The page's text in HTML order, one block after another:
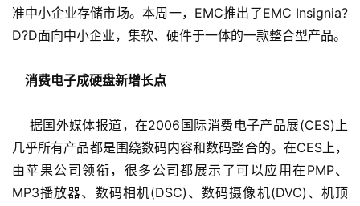
准中小企业存储市场。本周一，EMC推出了EMC Insignia?
D?D面向中小企业，集软、硬件于一体的一款整合型产品。
消费电子成硬盘新增长点
据国外媒体报道，在2006国际消费电子产品展(CES)上
几乎所有产品都是围绕数码内容和数码整合的。在CES上，
由苹果公司领衔，很多公司都展示了可以应用在PMP、
MP3播放器、数码相机(DSC)、数码摄像机(DVC)、机顶